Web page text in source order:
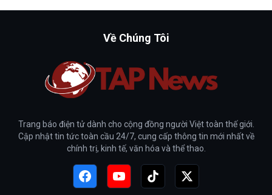
Về Chúng Tôi
Trang báo điện tử dành cho cộng đồng người Việt toàn thế giới.
Cập nhật tin tức toàn cầu 24/7, cung cấp thông tin mới nhất về
chính trị, kinh tế, văn hóa và thể thao.